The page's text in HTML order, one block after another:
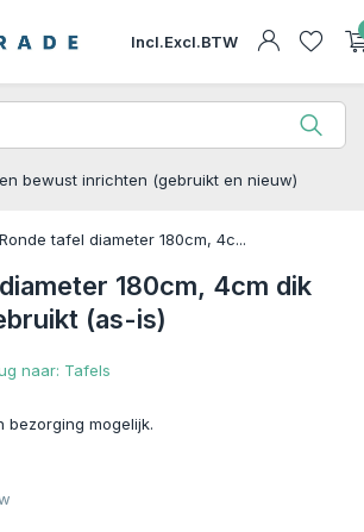
Incl.Excl.BTW
bewust inrichten (gebruikt en nieuw)
Ronde tafel diameter 180cm, 4c...
180cm, 4cm dik
(as-is)
naar: Tafels
bezorging mogelijk.